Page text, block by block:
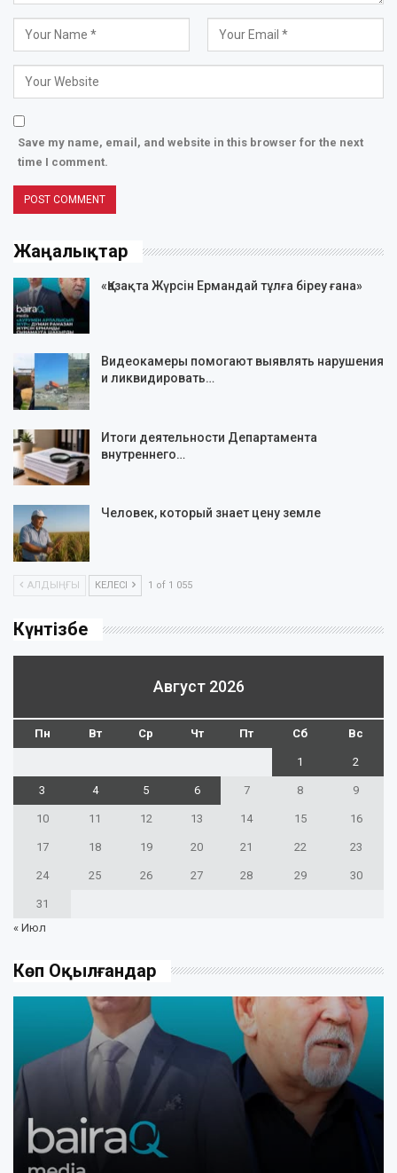
Save my name, email, and website in this browser for the next
time I comment.
Жаңалықтар
«Қазақта Жүрсін Ермандай тұлға біреу ғана»
Видеокамеры помогают выявлять нарушения
и ликвидировать…
Итоги деятельности Департамента
внутреннего…
Человек, который знает цену земле
АЛДЫҢҒЫ КЕЛЕСІ 1 of 1 055
Күнтізбе
Август 2026
Пн Вт Ср Чт Пт Сб Вс
1 2
3 4 5 6 7 8 9
10 11 12 13 14 15 16
17 18 19 20 21 22 23
24 25 26 27 28 29 30
31
« Июл
Көп Оқылғандар